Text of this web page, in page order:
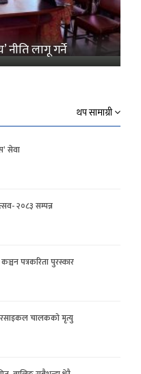
नीति लागू गर्ने
थप सामाग्री
सेवा
२०८३ सम्पन्न
पत्रकरिता पुरस्कार
चालकको मृत्यु